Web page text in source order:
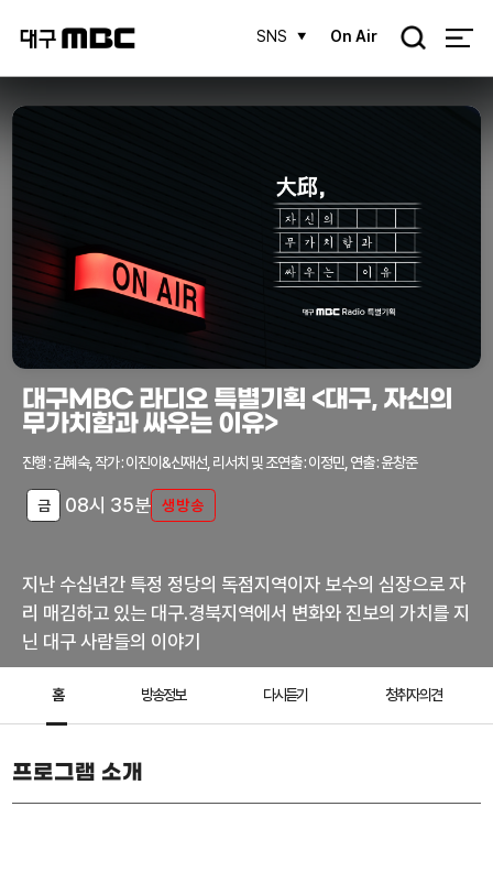
SNS On Air
검
대구MBC 라디오 특별기획 <대구, 자신의
무가치함과 싸우는 이유>
진행 : 김혜숙, 작가 : 이진이&신재선, 리서치 및 조연출 : 이정민, 연출 : 윤창준
금 08시 35분 생방송
지난 수십년간 특정 정당의 독점지역이자 보수의 심장으로 자
리 매김하고 있는 대구.경북지역에서 변화와 진보의 가치를 지
닌 대구 사람들의 이야기
홈 방송정보 다시듣기 청취자 의견
프로그램 소개